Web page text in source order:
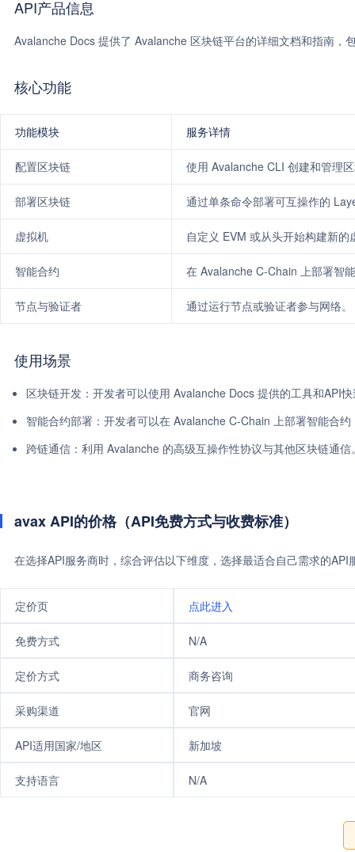
API产品信息
Avalanche Docs 提供了 Avalanche 区块链平台的详细文档和指南，
核心功能
功能模块 服务详情
配置区块链 使用 Avalanche CLI 创建和管理
部署区块链 通过单条命令部署可互操作的
虚拟机 自定义 EVM 或从头开始构建新的
智能合约 在 Avalanche C-Chain 上部署智
节点与验证者 通过运行节点或验证者参与网络。
使用场景
区块链开发：开发者可以使用 Avalanche Docs 提供的工具和API
智能合约部署：开发者可以在 Avalanche C-Chain 上部署智能合
跨链通信：利用 Avalanche 的高级互操作性协议与其他区块链通信
avax API的价格（API免费方式与收费标准）
在选择API服务商时，综合评估以下维度，选择最适合自己需求的
定价页 点此进入
免费方式 N/A
定价方式 商务咨询
采购渠道 官网
API适用国家/地区 新加坡
支持语言 N/A